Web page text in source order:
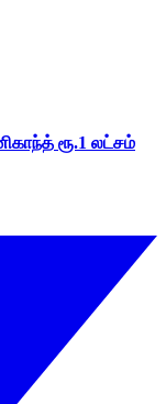
ரூ.1 லட்சம்